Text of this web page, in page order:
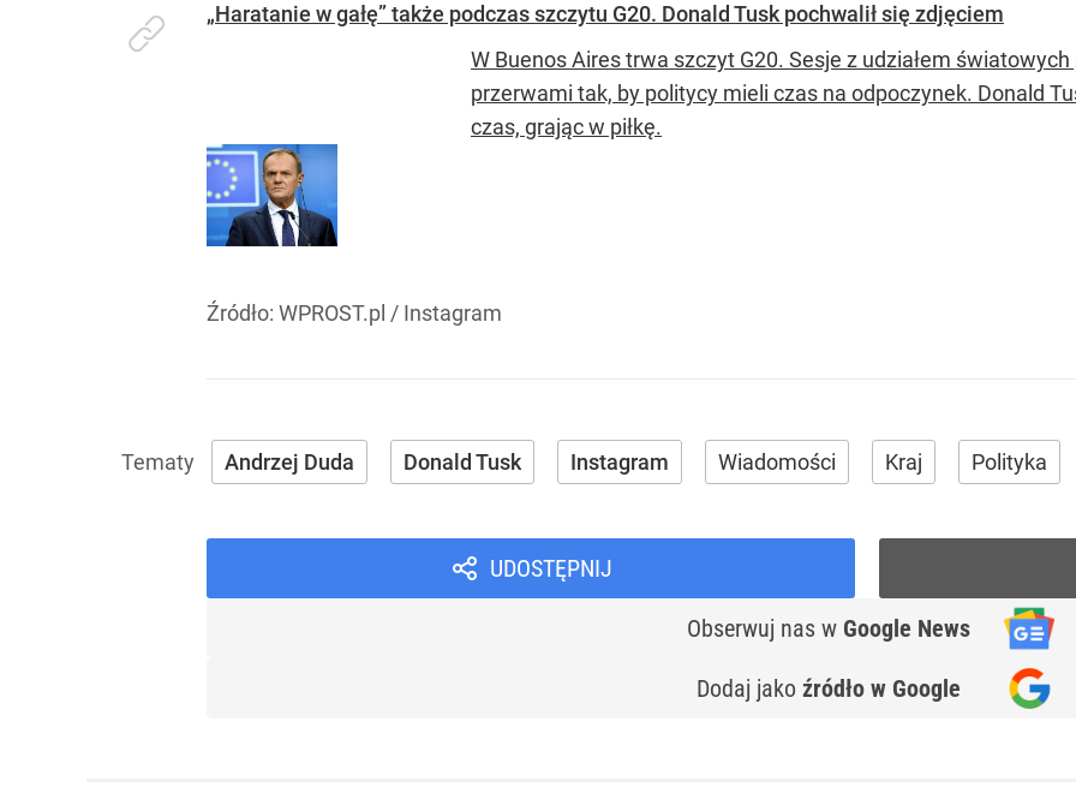
„Haratanie w gałę” także podczas szczytu G20. Donald Tusk pochwalił się zdjęciem
W Buenos Aires trwa szczyt G20. Sesje z udziałem
przerwami tak, by politycy mieli czas na odpoczynek. Donald
czas, grając w piłkę.
Źródło: WPROST.pl / Instagram
Andrzej Duda Donald Tusk Instagram Wiadomości Kraj Polityka
UDOSTĘPNIJ
Obserwuj nas w Google News
Dodaj jako źródło w Google